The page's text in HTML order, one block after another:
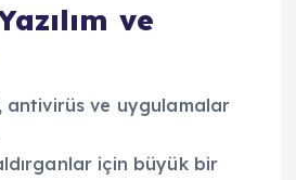
ve
antivirüs ve uygulamalar
için büyük bir